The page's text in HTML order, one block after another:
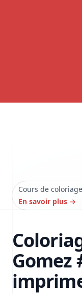
Cours de
En savoir plus →
Gomez